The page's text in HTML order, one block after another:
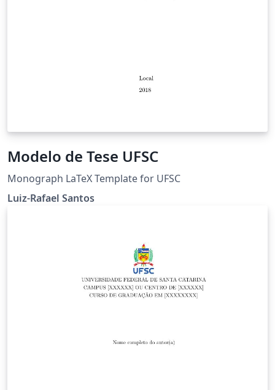
Modelo de Tese UFSC
Monograph LaTeX Template for UFSC
Luiz-Rafael Santos